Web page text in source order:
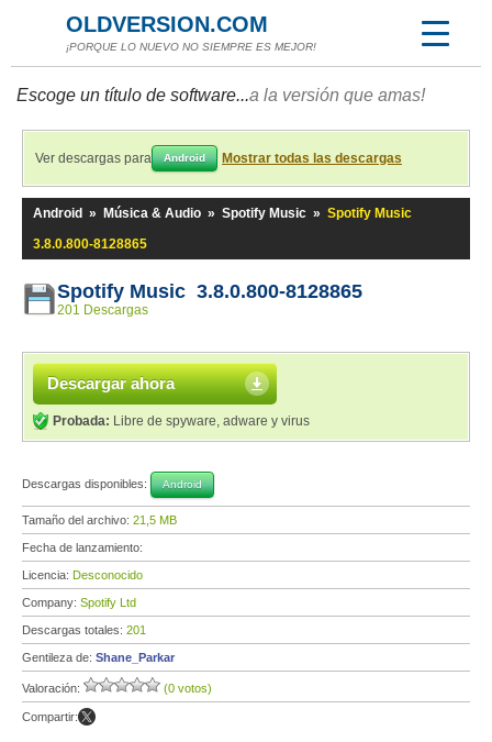
OLDVERSION.COM
¡PORQUE LO NUEVO NO SIEMPRE ES MEJOR!
Escoge un título de software...a la versión que amas!
Ver descargas para Android Mostrar todas las descargas
Android » Música & Audio » Spotify Music » Spotify Music
3.8.0.800-8128865
Spotify Music 3.8.0.800-8128865
201 Descargas
Descargar ahora
Probada: Libre de spyware, adware y virus
Descargas disponibles: Android
Tamaño del archivo: 21,5 MB
Fecha de lanzamiento:
Licencia: Desconocido
Company: Spotify Ltd
Descargas totales: 201
Gentileza de: Shane_Parkar
Valoración: (0 votos)
Compartir: